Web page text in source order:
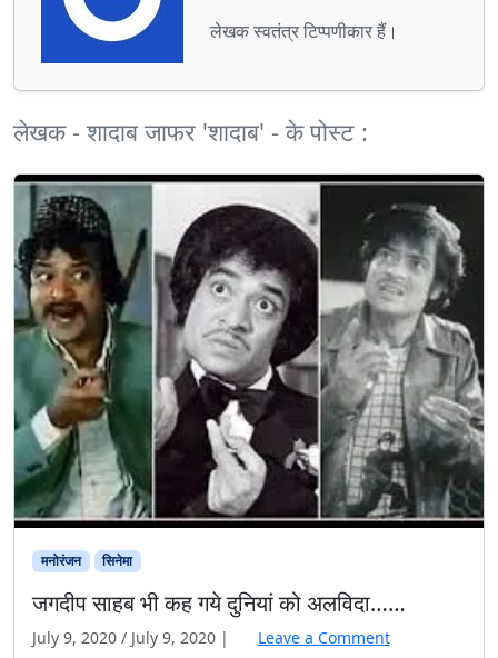
लेखक स्‍वतंत्र टिप्‍पणीकार हैं।
लेखक - शादाब जाफर 'शादाब' - के पोस्ट :
मनोरंजन सिनेमा
जगदीप साहब भी कह गये दुनियां को अलविदा……
July 9, 2020 / July 9, 2020 | Leave a Comment